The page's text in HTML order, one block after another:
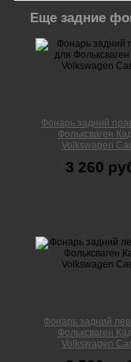
Еще задние
Фонарь задний
Фольксваген
Volkswagen
3 260
Фонарь задний
Фольксваген
Volkswagen